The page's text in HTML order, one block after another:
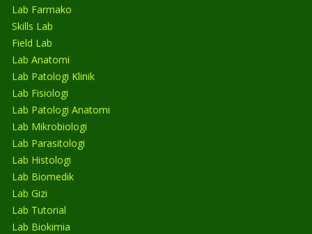
Lab Farmako
Skills Lab
Field Lab
Lab Anatomi
Lab Patologi Klinik
Lab Fisiologi
Lab Patologi Anatomi
Lab Mikrobiologi
Lab Parasitologi
Lab Histologi
Lab Biomedik
Lab Gizi
Lab Tutorial
Lab Biokimia